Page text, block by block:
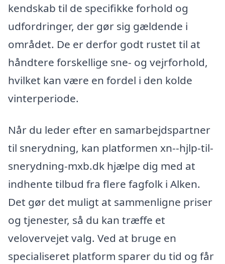
kendskab til de specifikke forhold og
udfordringer, der gør sig gældende i
området. De er derfor godt rustet til at
håndtere forskellige sne- og vejrforhold,
hvilket kan være en fordel i den kolde
vinterperiode.
Når du leder efter en samarbejdspartner
til snerydning, kan platformen xn--hjlp-til-
snerydning-mxb.dk hjælpe dig med at
indhente tilbud fra flere fagfolk i Alken.
Det gør det muligt at sammenligne priser
og tjenester, så du kan træffe et
velovervejet valg. Ved at bruge en
specialiseret platform sparer du tid og får